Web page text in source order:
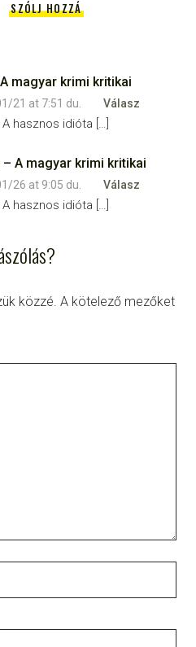
SZÓLJ HOZZÁ
magyar krimi kritikai
21 at 7:51 du. Válasz
hasznos idióta […]
A magyar krimi kritikai
26 at 9:05 du. Válasz
hasznos idióta […]
közzé. A kötelező mezőket